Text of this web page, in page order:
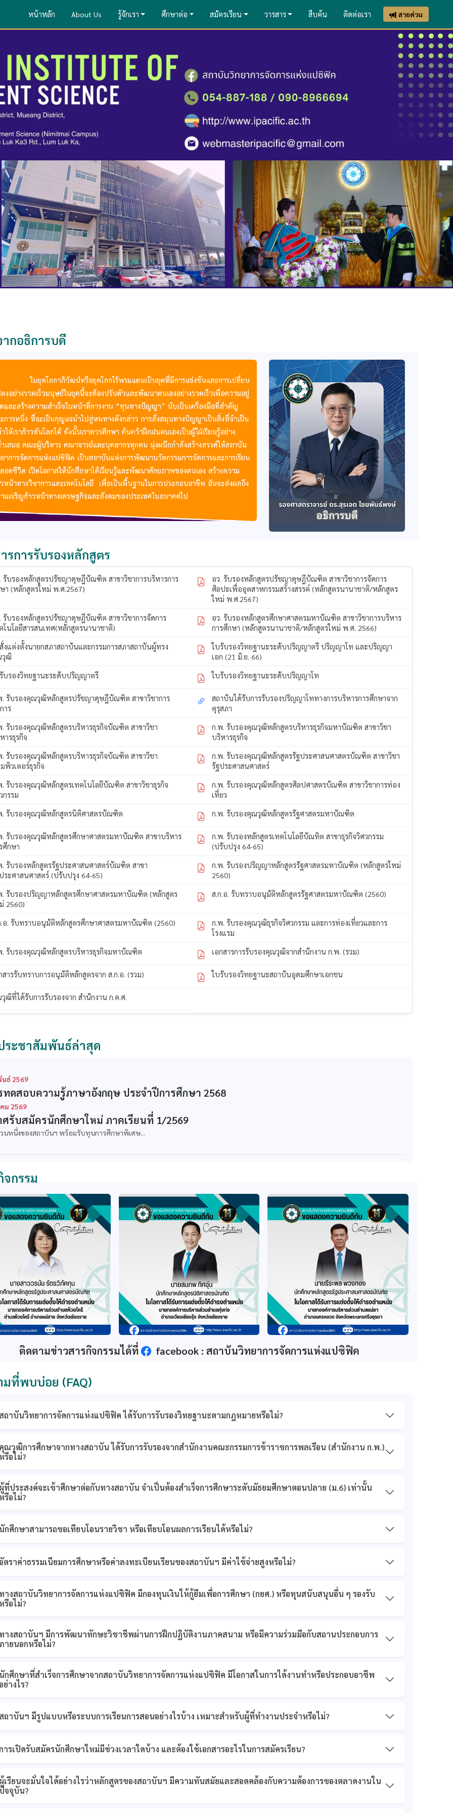
หน้าหลัก About Us รู้จักเรา ศึกษาต่อ สมัครเรียน วารสาร สืบค้น ติดต่อเรา สายด่วน
กอธิการบดี
รการรับรองหลักสูตร
รับรองหลักสูตรปรัชญาดุษฎีบัณฑิต สาขาวิชาการบริหารการ
า (หลักสูตรใหม่ พ.ศ.2567)
อว. รับรองหลักสูตรปรัชญาดุษฎีบัณฑิต สาขาวิชาการจัดการ
ศิลปะเพื่ออุตสาหกรรมสร้างสรรค์ (หลักสูตรนานาชาติ/หลักสูตร
ใหม่ พ.ศ.2567)
รับรองหลักสูตรปรัชญาดุษฎีบัณฑิต สาขาวิชาการจัดการ
โนโลยีสารสนเทศ(หลักสูตรนานาชาติ)
อว. รับรองหลักสูตรศึกษาศาสตรมหาบัณฑิต สาขาวิชาการบริหาร
การศึกษา (หลักสูตรนานาชาติ/หลักสูตรใหม่ พ.ศ. 2566)
งแต่งตั้งนายกสภาสถาบันและกรรมการสภาสถาบันผู้ทรง
ฒิ
ใบรับรองวิทยฐานะระดับปริญญาตรี ปริญญาโท และปริญญา
เอก (21 มิ.ย. 66)
บรองวิทยฐานะระดับปริญญาตรี ใบรับรองวิทยฐานะระดับปริญญาโท
. รับรองคุณวุฒิหลักสูตรปรัชญาดุษฎีบัณฑิต สาขาวิชาการ
าร
สถาบันได้รับการรับรองปริญญาโททางการบริหารการศึกษาจาก
คุรุสภา
. รับรองคุณวุฒิหลักสูตรบริหารธุรกิจบัณฑิต สาขาวิชา
ารธุรกิจ
ก.พ. รับรองคุณวุฒิหลักสูตรบริหารธุรกิจมหาบัณฑิต สาขาวิชา
บริหารธุรกิจ
. รับรองคุณวุฒิหลักสูตรบริหารธุรกิจบัณฑิต สาขาวิชา
พิวเตอร์ธุรกิจ
ก.พ. รับรองคุณวุฒิหลักสูตรรัฐประศาสนศาสตรบัณฑิต สาขาวิชา
รัฐประศาสนศาสตร์
. รับรองคุณวุฒิหลักสูตรเทคโนโลยีบัณฑิต สาขาวิชาธุรกิจ
กรรม
ก.พ. รับรองคุณวุฒิหลักสูตรศิลปศาสตรบัณฑิต สาขาวิชาการท่อง
เที่ยว
. รับรองคุณวุฒิหลักสูตรนิติศาสตรบัณฑิต ก.พ. รับรองคุณวุฒิหลักสูตรรัฐศาสตรมหาบัณฑิต
. รับรองคุณวุฒิหลักสูตรศึกษาศาสตรมหาบัณฑิต สาขาบริหาร
ศึกษา
ก.พ. รับรองหลักสูตรเทคโนโลยีบัณทิต สาขาธุรกิจวิศวกรรม
(ปรับปรุง 64-65)
. รับรองหลักสูตรรัฐประศาสนศาสตร์บัณฑิต สาขา
ระศาสนศาสตร์ (ปรับปรุง 64-65)
ก.พ. รับรองปริญญาหลักสูตรรัฐศาสตรมหาบัณฑิต (หลักสูตรใหม่
2560)
. รับรองปริญญาหลักสูตรศึกษาศาสตรมหาบัณฑิต (หลักสูตร
2560)
ส.ก.อ. รับทราบอนุมัติหลักสูตรรัฐศาสตรมหาบัณฑิต (2560)
.อ. รับทราบอนุมัติหลักสูตรศึกษาศาสตรมหาบัณฑิต (2560)
ก.พ. รับรองคุณวุฒิธุรกิจวิศวกรรม และการท่องเที่ยวและการ
โรงแรม
. รับรองคุณวุฒิหลักสูตรบริหารธุรกิจมหาบัณฑิต เอกสารการรับรองคุณวุฒิจากสำนักงาน ก.พ. (รวม)
สารรับทราบการอนุมัติหลักสูตรจาก ส.ก.อ. (รวม) ใบรับรองวิทยฐานะสถาบันอุดมศึกษาเอกชน
ฒิที่ได้รับการรับรองจาก สำนักงาน ก.ค.ศ.
ระชาสัมพันธ์ล่าสุด
ธ์ 2569
ทดสอบความรู้ภาษาอังกฤษ ประจำปีการศึกษา 2568
ม 2569
ศรับสมัครนักศึกษาใหม่ ภาคเรียนที่ 1/2569
นหนึ่งของสถาบันฯ พร้อมรับทุนการศึกษาพิเศษ...
กรรม
ติดตามข่าวสารกิจกรรมได้ที่ facebook : สถาบันวิทยาการจัดการแห่งแปซิฟิค
มที่พบบ่อย (FAQ)
ถาบันวิทยาการจัดการแห่งแปซิฟิค ได้รับการรับรองวิทยฐานะตามกฎหมายหรือไม่?
ณวุฒิการศึกษาจากทางสถาบัน ได้รับการรับรองจากสำนักงานคณะกรรมการข้าราชการพลเรือน (สำนักงาน ก.พ.)
รือไม่?
ที่ประสงค์จะเข้าศึกษาต่อกับทางสถาบัน จำเป็นต้องสำเร็จการศึกษาระดับมัธยมศึกษาตอนปลาย (ม.6) เท่านั้น
รือไม่?
กศึกษาสามารถขอเทียบโอนรายวิชา หรือเทียบโอนผลการเรียนได้หรือไม่?
ตราค่าธรรมเนียมการศึกษาหรือค่าลงทะเบียนเรียนของสถาบันฯ มีค่าใช้จ่ายสูงหรือไม่?
างสถาบันวิทยาการจัดการแห่งแปซิฟิค มีกองทุนเงินให้กู้ยืมเพื่อการศึกษา (กยศ.) หรือทุนสนับสนุนอื่น ๆ รองรับ
รือไม่?
างสถาบันฯ มีการพัฒนาทักษะวิชาชีพผ่านการฝึกปฏิบัติงานภาคสนาม หรือมีความร่วมมือกับสถานประกอบการ
ายนอกหรือไม่?
กศึกษาที่สำเร็จการศึกษาจากสถาบันวิทยาการจัดการแห่งแปซิฟิค มีโอกาสในการได้งานทำหรือประกอบอาชีพ
ย่างไร?
ถาบันฯ มีรูปแบบหรือระบบการเรียนการสอนอย่างไรบ้าง เหมาะสำหรับผู้ที่ทำงานประจำหรือไม่?
ารเปิดรับสมัครนักศึกษาใหม่มีช่วงเวลาใดบ้าง และต้องใช้เอกสารอะไรในการสมัครเรียน?
เรียนจะมั่นใจได้อย่างไรว่าหลักสูตรของสถาบันฯ มีความทันสมัยและสอดคล้องกับความต้องการของตลาดงานใน
จจุบัน?